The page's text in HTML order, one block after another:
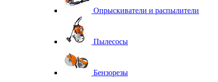
Опрыскиватели и распылители
Пылесосы
Бензорезы